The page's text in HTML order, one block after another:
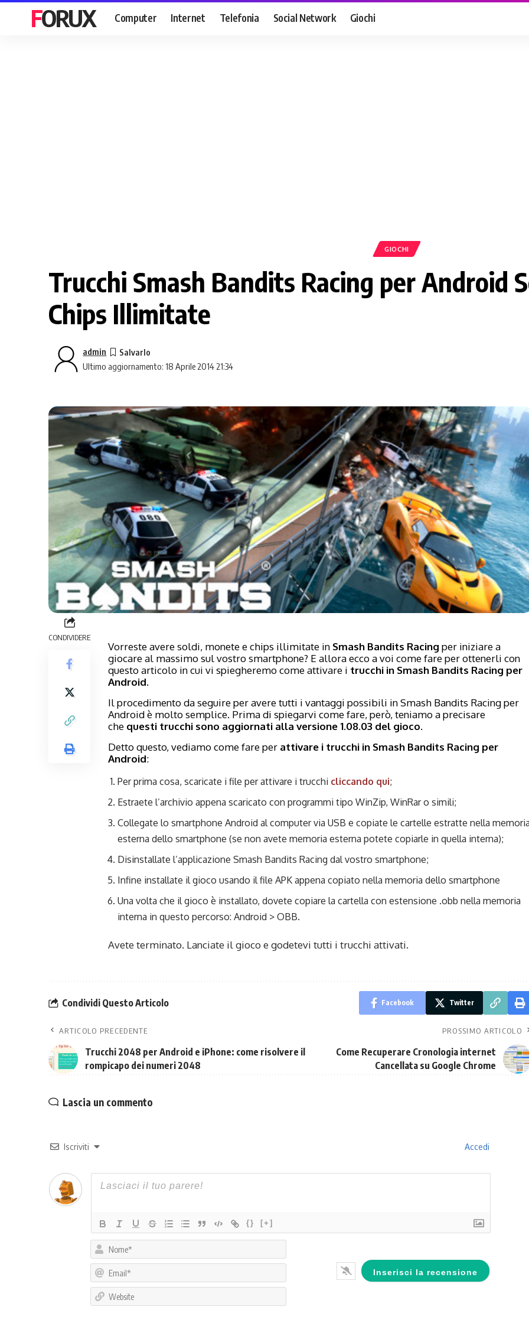
FORUX Computer Internet Telefonia Social Network Giochi
GIOCHI
Trucchi Smash Bandits Racing per Android
Chips Illimitate
Ultimo aggiornamento: 18 Aprile 2014 21:34
admin
CONDIVIDERE
Vorreste avere soldi, monete e chips illimitate in Smash Bandits Racing per iniziare a
giocare al massimo sul vostro smartphone? E allora ecco a voi come fare per ottenerli con
questo articolo in cui vi spiegheremo come attivare i trucchi in Smash Bandits Racing per
Android.
Il procedimento da seguire per avere tutti i vantaggi possibili in Smash Bandits Racing per
Android è molto semplice. Prima di spiegarvi come fare, però, teniamo a precisare
che questi trucchi sono aggiornati alla versione 1.08.03 del gioco.
Detto questo, vediamo come fare per attivare i trucchi in Smash Bandits Racing per
Android:
Per prima cosa, scaricate i file per attivare i trucchi cliccando qui;
Estraete l’archivio appena scaricato con programmi tipo WinZip, WinRar o simili;
Collegate lo smartphone Android al computer via USB e copiate le cartelle estratte nella
esterna dello smartphone (se non avete memoria esterna potete copiarle in quella interna);
Disinstallate l’applicazione Smash Bandits Racing dal vostro smartphone;
Infine installate il gioco usando il file APK appena copiato nella memoria dello smartphone
Una volta che il gioco è installato, dovete copiare la cartella con estensione .obb nella memoria
interna in questo percorso: Android > OBB.
Avete terminato. Lanciate il gioco e godetevi tutti i trucchi attivati.
Condividi Questo Articolo Facebook Twitter
ARTICOLO PRECEDENTE
Trucchi 2048 per Android e iPhone: come risolvere il
rompicapo dei numeri 2048
PROSSIMO ARTICOLO
Come Recuperare Cronologia internet
Cancellata su Google Chrome
Lascia un commento
Iscriviti Accedi
{} [+]